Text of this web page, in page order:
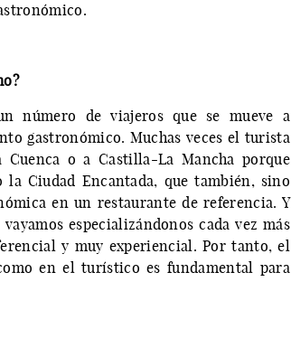
número de viajeros que se mueve a
gastronómico. Muchas veces el turista
o a Castilla-La Mancha porque
la Ciudad Encantada, que también, sino
en un restaurante de referencia. Y
especializándonos cada vez más
y muy experiencial. Por tanto, el
en el turístico es fundamental para